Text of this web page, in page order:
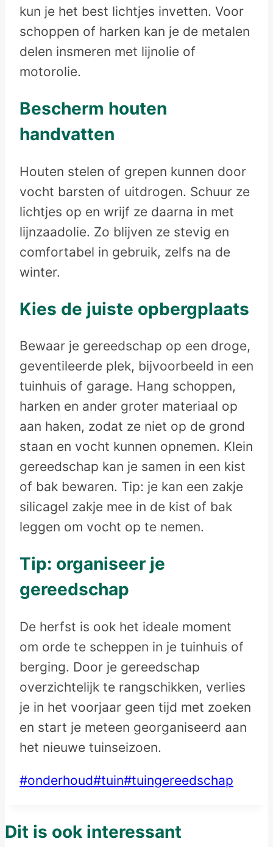
kun je het best lichtjes invetten. Voor
schoppen of harken kan je de metalen
delen insmeren met lijnolie of
motorolie.
Bescherm houten
handvatten
Houten stelen of grepen kunnen door
vocht barsten of uitdrogen. Schuur ze
lichtjes op en wrijf ze daarna in met
lijnzaadolie. Zo blijven ze stevig en
comfortabel in gebruik, zelfs na de
winter.
Kies de juiste opbergplaats
Bewaar je gereedschap op een droge,
geventileerde plek, bijvoorbeeld in een
tuinhuis of garage. Hang schoppen,
harken en ander groter materiaal op
aan haken, zodat ze niet op de grond
staan en vocht kunnen opnemen. Klein
gereedschap kan je samen in een kist
of bak bewaren. Tip: je kan een zakje
silicagel zakje mee in de kist of bak
leggen om vocht op te nemen.
Tip: organiseer je
gereedschap
De herfst is ook het ideale moment
om orde te scheppen in je tuinhuis of
berging. Door je gereedschap
overzichtelijk te rangschikken, verlies
je in het voorjaar geen tijd met zoeken
en start je meteen georganiseerd aan
het nieuwe tuinseizoen.
Post
#onderhoud#tuin#tuingereedschap
Dit is ook interessant